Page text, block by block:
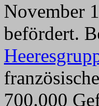
November
befördert.
700.000